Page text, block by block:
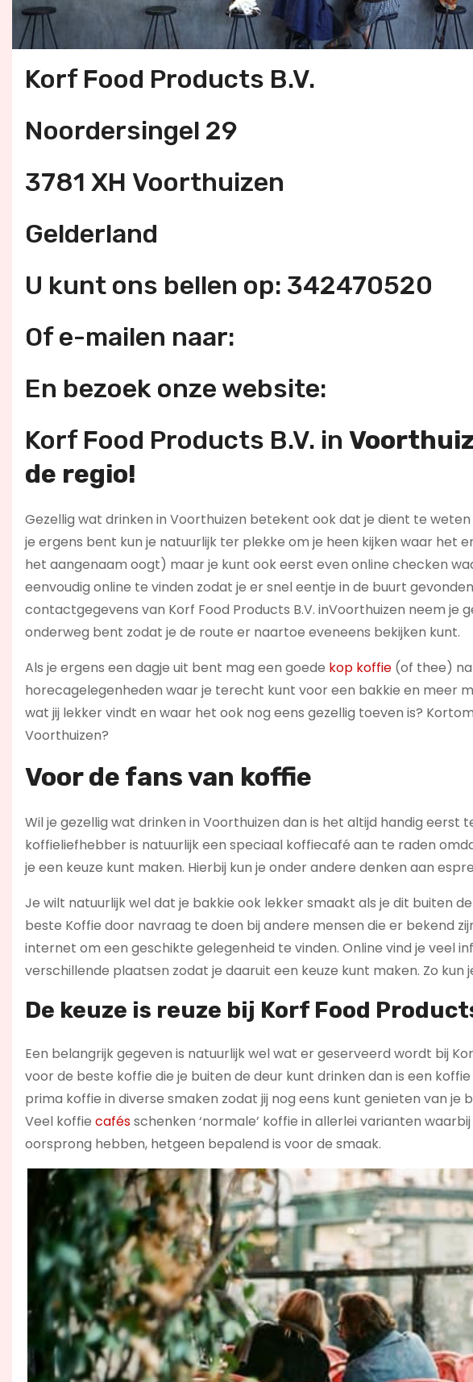
Korf Food Products B.V.
Noordersingel 29
3781 XH Voorthuizen
Gelderland
U kunt ons bellen op: 342470520
Of e-mailen naar:
En bezoek onze website:
Korf Food Products B.V. in
de regio!
Gezellig wat drinken in Voorthuizen betekent ook dat je dient te weten
je ergens bent kun je natuurlijk ter plekke om je heen kijken waar het
het aangenaam oogt) maar je kunt ook eerst even online checken
eenvoudig online te vinden zodat je er snel eentje in de buurt
contactgegevens van Korf Food Products B.V. inVoorthuizen neem je
onderweg bent zodat je de route er naartoe eveneens bekijken kunt.
Als je ergens een dagje uit bent mag een goede kop koffie (of thee)
horecagelegenheden waar je terecht kunt voor een bakkie en meer
wat jij lekker vindt en waar het ook nog eens gezellig toeven is?
Voorthuizen?
Voor de fans van koffie
Wil je gezellig wat drinken in Voorthuizen dan is het altijd handig
koffieliefhebber is natuurlijk een speciaal koffiecafé aan te raden
je een keuze kunt maken. Hierbij kun je onder andere denken aan
Je wilt natuurlijk wel dat je bakkie ook lekker smaakt als je dit buiten
beste Koffie door navraag te doen bij andere mensen die er bekend
internet om een geschikte gelegenheid te vinden. Online vind je veel
verschillende plaatsen zodat je daaruit een keuze kunt maken. Zo kun
De keuze is reuze bij Korf Food
Een belangrijk gegeven is natuurlijk wel wat er geserveerd wordt bij
voor de beste koffie die je buiten de deur kunt drinken dan is een
prima koffie in diverse smaken zodat jij nog eens kunt genieten van je
Veel koffie cafésschenken ‘normale’ koffie in allerlei varianten
oorsprong hebben, hetgeen bepalend is voor de smaak.